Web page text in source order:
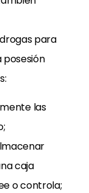
para
posesión
las
caja
o controla;